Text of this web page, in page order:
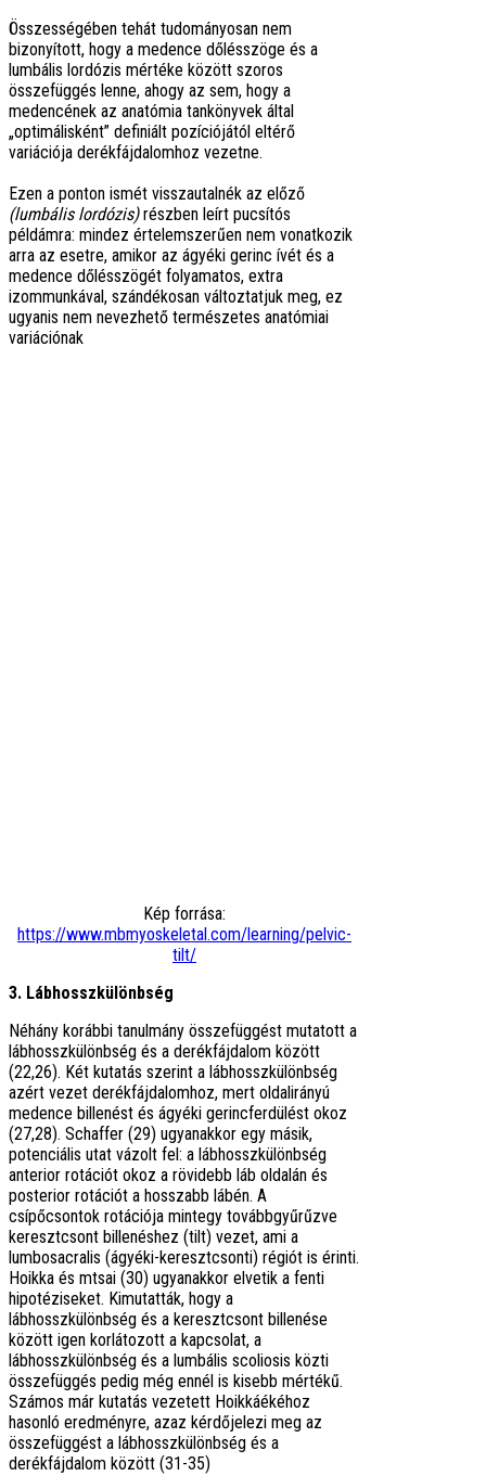
Összességében tehát tudományosan nem
bizonyított, hogy a medence dőlésszöge és a
lumbális lordózis mértéke között szoros
összefüggés lenne, ahogy az sem, hogy a
medencének az anatómia tankönyvek által
„optimálisként” definiált pozíciójától eltérő
variációja derékfájdalomhoz vezetne.
Ezen a ponton ismét visszautalnék az előző
(lumbális lordózis)részben leírt pucsítós
példámra: mindez értelemszerűen nem vonatkozik
arra az esetre, amikor az ágyéki gerinc ívét és a
medence dőlésszögét folyamatos, extra
izommunkával, szándékosan változtatjuk meg, ez
ugyanis nem nevezhető természetes anatómiai
variációnak
Kép forrása:
https://www.mbmyoskeletal.com/learning/pelvic-
tilt/
3. Lábhosszkülönbség
Néhány korábbi tanulmány összefüggést mutatott a
lábhosszkülönbség és a derékfájdalom között
(22,26). Két kutatás szerint a lábhosszkülönbség
azért vezet derékfájdalomhoz, mert oldalirányú
medence billenést és ágyéki gerincferdülést okoz
(27,28). Schaffer (29) ugyanakkor egy másik,
potenciális utat vázolt fel: a lábhosszkülönbség
anterior rotációt okoz a rövidebb láb oldalán és
posterior rotációt a hosszabb lábén. A
csípőcsontok rotációja mintegy továbbgyűrűzve
keresztcsont billenéshez (tilt) vezet, ami a
lumbosacralis (ágyéki-keresztcsonti) régiót is érinti.
Hoikka és mtsai (30) ugyanakkor elvetik a fenti
hipotéziseket. Kimutatták, hogy a
lábhosszkülönbség és a keresztcsont billenése
között igen korlátozott a kapcsolat, a
lábhosszkülönbség és a lumbális scoliosis közti
összefüggés pedig még ennél is kisebb mértékű.
Számos már kutatás vezetett Hoikkáékéhoz
hasonló eredményre, azaz kérdőjelezi meg az
összefüggést a lábhosszkülönbség és a
derékfájdalom között (31-35)